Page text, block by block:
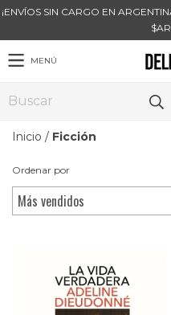
¡ENVÍOS SIN CARGO EN
MENÚ
Inicio / Ficción
Ordenar por